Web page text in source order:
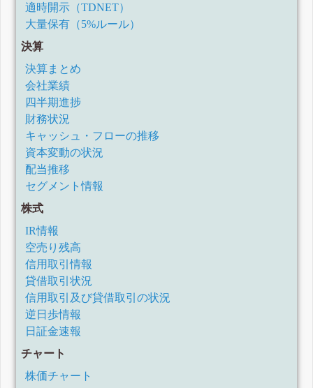
適時開示（TDNET）
大量保有（5%ルール）
決算
決算まとめ
会社業績
四半期進捗
財務状況
キャッシュ・フローの推移
資本変動の状況
配当推移
セグメント情報
株式
IR情報
空売り残高
信用取引情報
貸借取引状況
信用取引及び貸借取引の状況
逆日歩情報
日証金速報
チャート
株価チャート